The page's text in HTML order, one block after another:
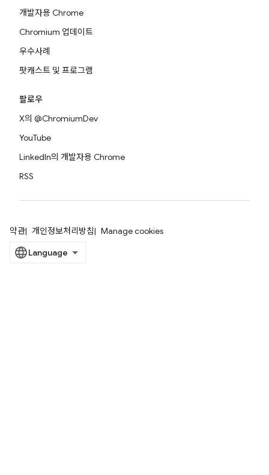
개발자용 Chrome
Chromium 업데이트
우수사례
팟캐스트 및 프로그램
팔로우
X의 @ChromiumDev
YouTube
LinkedIn의 개발자용 Chrome
RSS
약관 개인정보처리방침 Manage cookies